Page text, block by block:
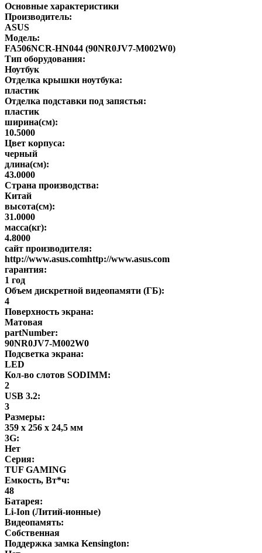
Основные характеристики
Производитель:
ASUS
Модель:
FA506NCR-HN044 (90NR0JV7-M002W0)
Тип оборудования:
Ноутбук
Отделка крышки ноутбука:
пластик
Отделка подставки под запястья:
пластик
ширина(см):
10.5000
Цвет корпуса:
черный
длина(см):
43.0000
Страна производства:
Китай
высота(см):
31.0000
масса(кг):
4.8000
сайт производителя:
http://www.asus.comhttp://www.asus.com
гарантия:
1 год
Объем дискретной видеопамяти (ГБ):
4
Поверхность экрана:
Матовая
partNumber:
90NR0JV7-M002W0
Подсветка экрана:
LED
Кол-во слотов SODIMM:
2
USB 3.2:
3
Размеры:
359 x 256 x 24,5 мм
3G:
Нет
Серия:
TUF GAMING
Емкость, Вт*ч:
48
Батарея:
Li-Ion (Литий-ионные)
Видеопамять:
Собственная
Поддержка замка Kensington: